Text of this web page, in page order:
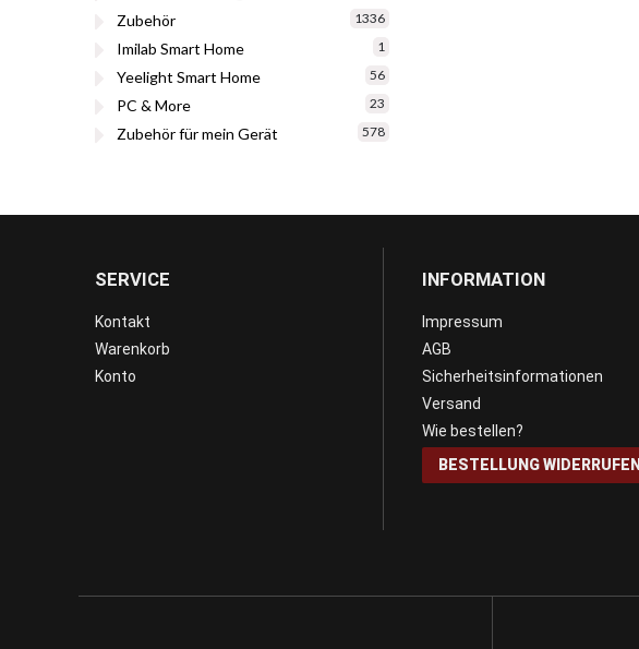
Zubehör 1336
Imilab Smart Home 1
Yeelight Smart Home 56
PC & More 23
Zubehör für mein Gerät 578
SERVICE
Kontakt
Warenkorb
Konto
INFORMATION
Impressum
AGB
Sicherheitsinformationen
Versand
Wie bestellen?
BESTELLUNG WIDERRUFEN